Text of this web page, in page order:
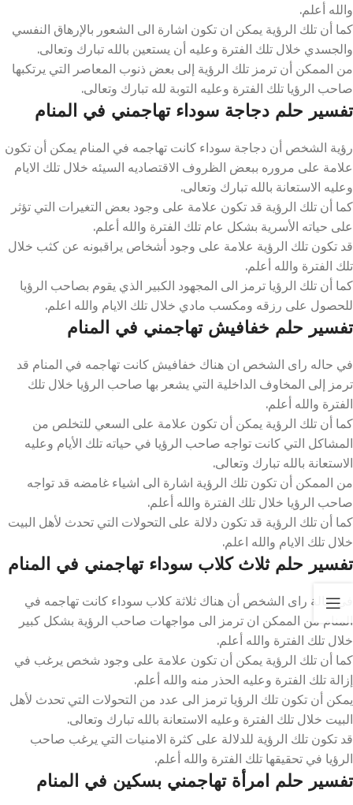
والله أعلم.
كما أن تلك الرؤية يمكن ان تكون اشارة الى الشعور بالإرهاق النفسي
والجسدي خلال تلك الفترة وعليه أن يستعين بالله تبارك وتعالى.
من الممكن أن ترمز تلك الرؤية إلى بعض ذنوب المعاصر التي يرتكبها
صاحب الرؤيا تلك الفترة وعليه التوبة لله تبارك وتعالى.
تفسير حلم دجاجة سوداء تهاجمني في المنام
رؤية الشخص أن دجاجة سوداء كانت تهاجمه في المنام يمكن أن تكون
علامة على مروره ببعض الظروف الاقتصاديه السيئه خلال تلك الايام
وعليه الاستعانة بالله تبارك وتعالى.
كما أن تلك الرؤية قد تكون علامة على وجود بعض التغيرات التي تؤثر
على حياته الأسرية بشكل عام تلك الفترة والله أعلم.
قد تكون تلك الرؤية علامة على وجود أشخاص يراقبونه عن كثب خلال
تلك الفترة والله أعلم.
كما أن تلك الرؤيا ترمز الى المجهود الكبير الذي يقوم بصاحب الرؤيا
للحصول على رزقه ومكسب مادي خلال تلك الايام والله اعلم.
تفسير حلم خفافيش تهاجمني في المنام
في حاله راى الشخص ان هناك خفافيش كانت تهاجمه في المنام قد
ترمز إلى المخاوف الداخلية التي يشعر بها صاحب الرؤيا خلال تلك
الفترة والله أعلم.
كما أن تلك الرؤية يمكن أن تكون علامة على السعي للتخلص من
المشاكل التي كانت تواجه صاحب الرؤيا في حياته تلك الأيام وعليه
الاستعانة بالله تبارك وتعالى.
من الممكن أن تكون تلك الرؤية اشارة الى اشياء غامضه قد تواجه
صاحب الرؤيا خلال تلك الفترة والله أعلم.
كما أن تلك الرؤية قد تكون دلالة على التحولات التي تحدث لأهل البيت
خلال تلك الايام والله اعلم.
تفسير حلم ثلاث كلاب سوداء تهاجمني في المنام
في حالة راى الشخص أن هناك ثلاثة كلاب سوداء كانت تهاجمه في
المنام من الممكن ان ترمز الى مواجهات صاحب الرؤية بشكل كبير
خلال تلك الفترة والله أعلم.
كما أن تلك الرؤية يمكن أن تكون علامة على وجود شخص يرغب في
إزالة تلك الفترة وعليه الحذر منه والله أعلم.
يمكن أن تكون تلك الرؤيا ترمز الى عدد من التحولات التي تحدث لأهل
البيت خلال تلك الفترة وعليه الاستعانة بالله تبارك وتعالى.
قد تكون تلك الرؤية للدلالة على كثرة الامنيات التي يرغب صاحب
الرؤيا في تحقيقها تلك الفترة والله أعلم.
تفسير حلم امرأة تهاجمني بسكين في المنام